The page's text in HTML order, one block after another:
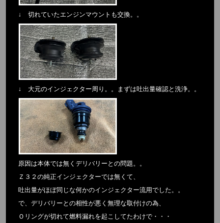
↓ 切れていたエンジンマウントも交換。。
↓ 大元のインジェクター周り。。まずは吐出量確認と洗浄。。
原因は本体では無くデリバリーとの問題。。
Ｚ３２の純正インジェクターでは無くて、
吐出量がほぼ同じな何かのインジェクター流用でした。。
で、デリバリーとの相性が悪く無理な取付けの為、
Ｏリングが切れて燃料漏れを起こしてたわけで・・・